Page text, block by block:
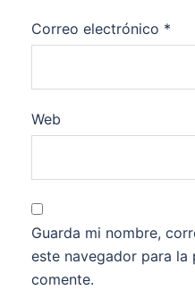
Correo electrónico *
Web
Guarda mi nombre,
este navegador para la
comente.